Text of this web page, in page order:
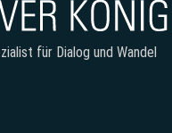
für Dialog und Wandel